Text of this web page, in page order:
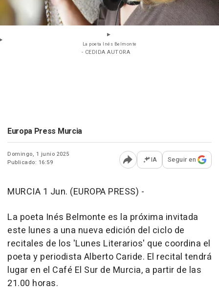
La poeta Inés Belmonte
- CEDIDA AUTORA
Europa Press Murcia
Domingo, 1 junio 2025
Publicado: 16:59
Abrir opciones para
IA Seguir en
MURCIA 1 Jun. (EUROPA PRESS) -
La poeta Inés Belmonte es la próxima invitada
este lunes a una nueva edición del ciclo de
recitales de los 'Lunes Literarios' que coordina el
poeta y periodista Alberto Caride. El recital tendrá
lugar en el Café El Sur de Murcia, a partir de las
21.00 horas.